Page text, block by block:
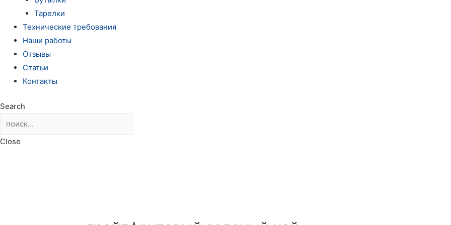
Тарелки
Технические требования
Наши работы
Отзывы
Статьи
Контакты
Search
Close